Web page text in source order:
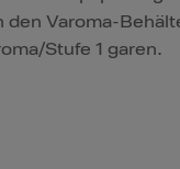
den Varoma-
Stufe 1 garen.